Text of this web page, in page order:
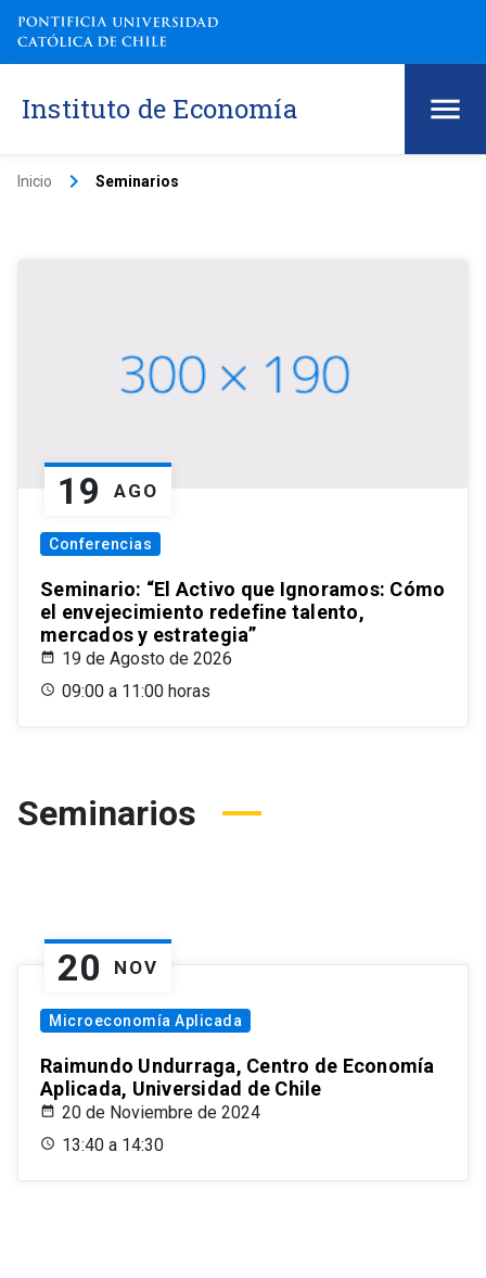
Instituto de Economía
Inicio keyboard_arrow_right Seminarios
19 AGO
Conferencias
Seminario: “El Activo que Ignoramos: Cómo
el envejecimiento redefine talento,
mercados y estrategia”
19 de Agosto de 2026
09:00 a 11:00 horas
Seminarios
20 NOV
Microeconomía Aplicada
Raimundo Undurraga, Centro de Economía
Aplicada, Universidad de Chile
20 de Noviembre de 2024
13:40 a 14:30